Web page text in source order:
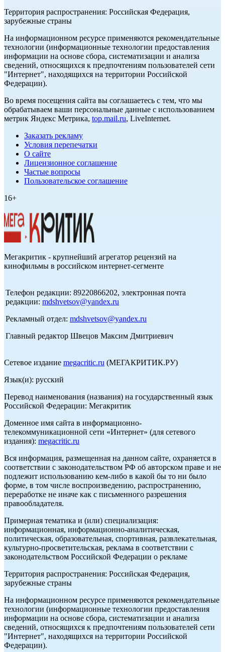
Территория распространения: Российская Федерация,
зарубежные страны
На информационном ресурсе применяются рекомендательные
технологии (информационные технологии предоставления
информации на основе сбора, систематизации и анализа
сведений, относящихся к предпочтениям пользователей сети
"Интернет", находящихся на территории Российской
Федерации).
Во время посещения сайта вы соглашаетесь с тем, что мы
обрабатываем ваши персональные данные с использованием
метрик Яндекс Метрика, top.mail.ru, LiveInternet.
Заказать рекламу
Условия перепечатки
О сайте
Лицензионное соглашение
Частые вопросы
Пользовательское соглашение
16+
Мегакритик - крупнейший агрегатор рецензий на
кинофильмы в российском интернет-сегменте
Телефон редакции: 89220866202, электронная почта
редакции: mdshvetsov@yandex.ru
Рекламный отдел: mdshvetsov@yandex.ru
Главный редактор Швецов Максим Дмитриевич
Сетевое издание megacritic.ru (МЕГАКРИТИК.РУ)
Язык(и): русский
Перевод наименования (названия) на государственный язык
Российской Федерации: Мегакритик
Доменное имя сайта в информационно-
телекоммуникационной сети «Интернет» (для сетевого
издания): megacritic.ru
Вся информация, размещенная на данном сайте, охраняется в
соответствии с законодательством РФ об авторском праве и не
подлежит использованию кем-либо в какой бы то ни было
форме, в том числе воспроизведению, распространению,
переработке не иначе как с письменного разрешения
правообладателя.
Примерная тематика и (или) специализация:
информационная, информационно-аналитическая,
политическая, образовательная, спортивная, развлекательная,
культурно-просветительская, реклама в соответствии с
законодательством Российской Федерации о рекламе
Территория распространения: Российская Федерация,
зарубежные страны
На информационном ресурсе применяются рекомендательные
технологии (информационные технологии предоставления
информации на основе сбора, систематизации и анализа
сведений, относящихся к предпочтениям пользователей сети
"Интернет", находящихся на территории Российской
Федерации).